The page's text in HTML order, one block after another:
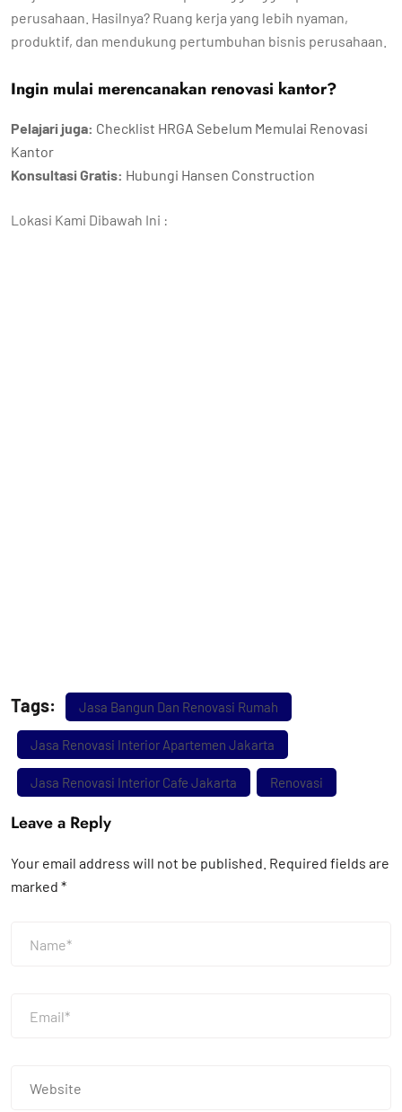
perusahaan. Hasilnya? Ruang kerja yang lebih nyaman,
produktif, dan mendukung pertumbuhan bisnis perusahaan.
Ingin mulai merencanakan renovasi kantor?
Pelajari juga: Checklist HRGA Sebelum Memulai Renovasi
Kantor
Konsultasi Gratis: Hubungi Hansen Construction
Lokasi Kami Dibawah Ini :
Tags: Jasa Bangun Dan Renovasi Rumah
Jasa Renovasi Interior Apartemen Jakarta
Jasa Renovasi Interior Cafe Jakarta Renovasi
Leave a Reply
Your email address will not be published. Required fields are
marked *